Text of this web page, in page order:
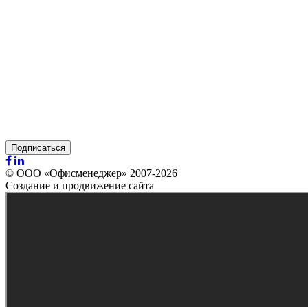
Подписаться
© ООО «Офисменеджер» 2007-2026
Создание и продвижение сайта